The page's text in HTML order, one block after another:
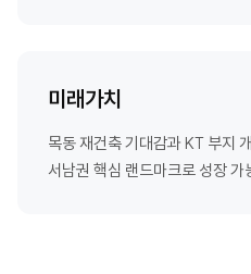
미래가치
목동 재건축 기대감과 KT 부지
서남권 핵심 랜드마크로 성장 가